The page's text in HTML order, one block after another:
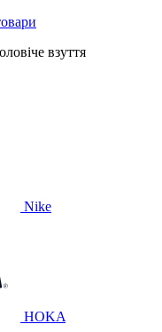
взуття
Nike
HOKA